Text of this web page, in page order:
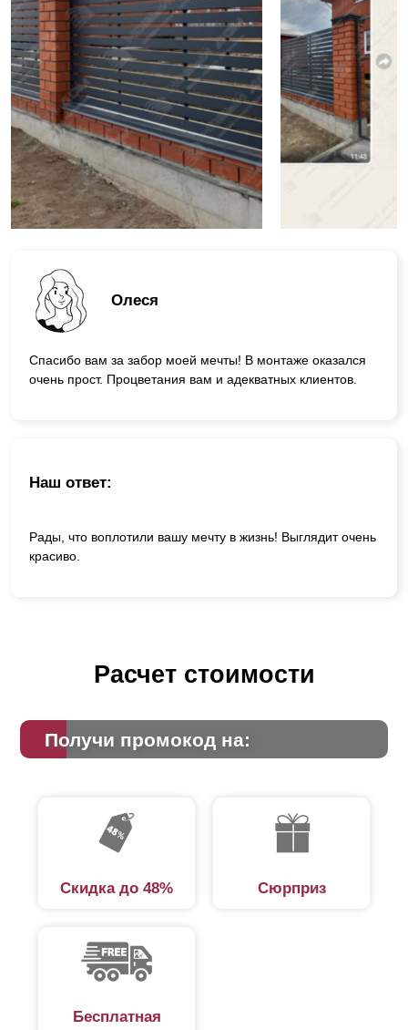
Олеся
Спасибо вам за забор моей мечты! В монтаже оказался
очень прост. Процветания вам и адекватных клиентов.
Наш ответ:
Рады, что воплотили вашу мечту в жизнь! Выглядит очень
красиво.
Расчет стоимости
Получи промокод на:
Скидка до 48% Сюрприз
Бесплатная